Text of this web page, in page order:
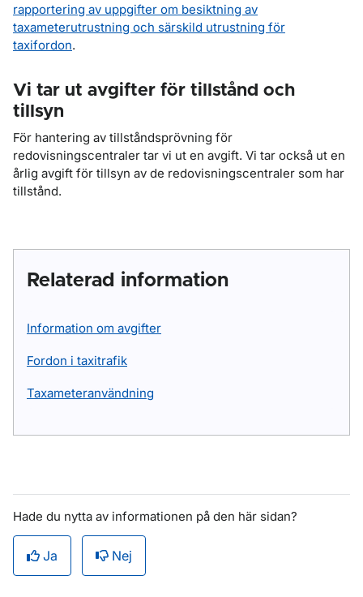
rapportering av uppgifter om besiktning av
taxameterutrustning och särskild utrustning för
taxifordon.
Vi tar ut avgifter för tillstånd och
tillsyn
För hantering av tillståndsprövning för
redovisningscentraler tar vi ut en avgift. Vi tar också ut en
årlig avgift för tillsyn av de redovisningscentraler som har
tillstånd.
Relaterad information
Information om avgifter
Fordon i taxitrafik
Taxameteranvändning
Hade du nytta av informationen på den här sidan?
Ja Nej